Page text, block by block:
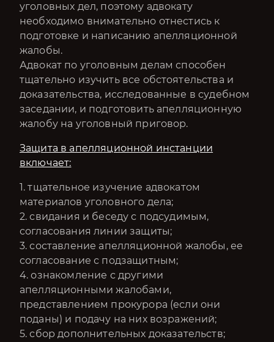
уголовных дел, поэтому адвокату
необходимо внимательно отнестись к
подготовке и написанию апелляционной
жалобы.
Адвокат по уголовным делам способен
тщательно изучить все обстоятельства и
доказательства, исследованные в судебном
заседании, и подготовить апелляционную
жалобу на уголовный приговор.
Защита в апелляционной инстанции
включает:
1. тщательное изучение адвокатом
материалов уголовного дела;
2. свидания и беседу с подсудимым,
согласования линии защиты;
3. составление апелляционной жалобы, ее
согласование с подзащитным;
4. ознакомление с другими
апелляционными жалобами,
представлением прокурора (если они
поданы) и подачу на них возражений;
5. сбор дополнительных доказательств;